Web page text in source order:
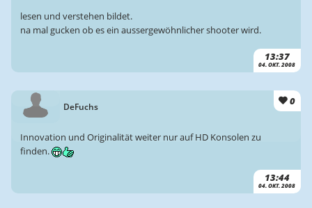
13:37
04. OKT. 2008
lesen und verstehen bildet.
na mal gucken ob es ein aussergewöhnlicher shooter wird.
DeFuchs 0
13:44
04. OKT. 2008
Innovation und Originalität weiter nur auf HD Konsolen zu
finden.